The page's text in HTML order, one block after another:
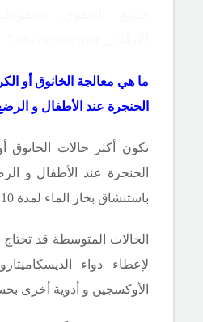
ما هي معالجة الخانوق أو
الحنجرة عند الأطفال و
تكون أكثر حالات
الخانوق
الحنجرة عند الأطفال و
باستنشاق بخار الماء لمدة 10 دقائق.
الحالات المتوسطة قد تحتاج
لإعطاء دواء
الأوكسجين و أدوية أخرى